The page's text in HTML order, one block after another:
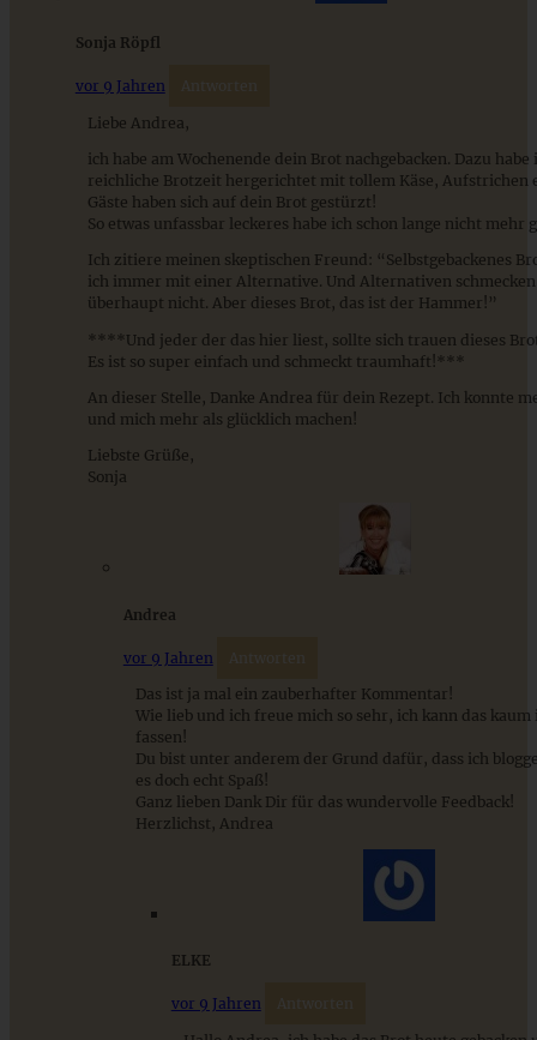
Sonja Röpfl
vor 9 Jahren Antworten
Liebe Andrea,
ich habe am Wochenende dein Brot nachgebacken. Dazu habe
reichliche Brotzeit hergerichtet mit tollem Käse, Aufstrichen
Gäste haben sich auf dein Brot gestürzt!
So etwas unfassbar leckeres habe ich schon lange nicht mehr
Ich zitiere meinen skeptischen Freund: “Selbstgebackenes
ich immer mit einer Alternative. Und Alternativen
überhaupt nicht. Aber dieses Brot, das ist der Hammer!”
****Und jeder der das hier liest, sollte sich trauen dieses
Es ist so super einfach und schmeckt traumhaft!***
An dieser Stelle, Danke Andrea für dein Rezept. Ich konnte
und mich mehr als glücklich machen!
Liebste Grüße,
Sonja
Andrea
vor 9 Jahren Antworten
Das ist ja mal ein zauberhafter Kommentar!
Wie lieb und ich freue mich so sehr, ich kann das kaum
fassen!
Du bist unter anderem der Grund dafür, dass ich
es doch echt Spaß!
Ganz lieben Dank Dir für das wundervolle Feedback!
Herzlichst, Andrea
ELKE
vor 9 Jahren Antworten